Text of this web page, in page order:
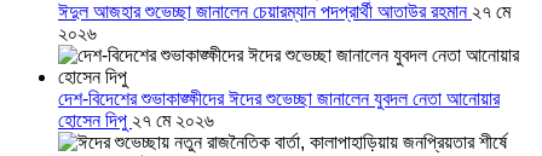
ঈদুল আজহার শুভেচ্ছা জানালেন চেয়ারম্যান পদপ্রার্থী আতাউর রহমান ২৭ মে
২০২৬
দেশ-বিদেশের শুভাকাঙ্ক্ষীদের ঈদের শুভেচ্ছা জানালেন যুবদল নেতা আনোয়ার
হোসেন দিপু ২৭ মে ২০২৬